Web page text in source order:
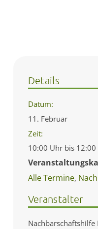
Details
Datum:
11. Februar
Zeit:
10:00 Uhr bis 12:00
Alle Termine,
Veranstalter
Nachbarschaftshilfe